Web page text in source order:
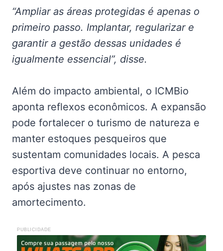
“Ampliar as áreas protegidas é apenas o
primeiro passo. Implantar, regularizar e
garantir a gestão dessas unidades é
igualmente essencial”, disse.
Além do impacto ambiental, o ICMBio
aponta reflexos econômicos. A expansão
pode fortalecer o turismo de natureza e
manter estoques pesqueiros que
sustentam comunidades locais. A pesca
esportiva deve continuar no entorno,
após ajustes nas zonas de
amortecimento.
PUBLICIDADE